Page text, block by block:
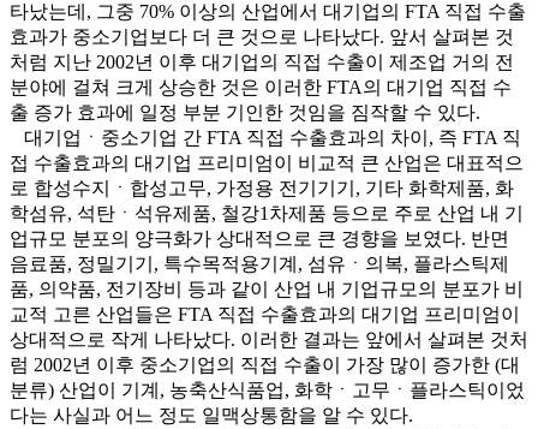
타났는데, 그중 70% 이상의 산업에서 대기업의 FTA 직접 수출
효과가 중소기업보다 더 큰 것으로 나타났다. 앞서 살펴본 것
처럼 지난 2002년 이후 대기업의 직접 수출이 제조업 거의 전
분야에 걸쳐 크게 상승한 것은 이러한 FTA의 대기업 직접 수
출 증가 효과에 일정 부분 기인한 것임을 짐작할 수 있다.
대기업ㆍ중소기업 간 FTA 직접 수출효과의 차이, 즉 FTA 직
접 수출효과의 대기업 프리미엄이 비교적 큰 산업은 대표적으
로 합성수지ㆍ합성고무, 가정용 전기기기, 기타 화학제품, 화
학섬유, 석탄ㆍ석유제품, 철강1차제품 등으로 주로 산업 내 기
업규모 분포의 양극화가 상대적으로 큰 경향을 보였다. 반면
음료품, 정밀기기, 특수목적용기계, 섬유ㆍ의복, 플라스틱제
품, 의약품, 전기장비 등과 같이 산업 내 기업규모의 분포가 비
교적 고른 산업들은 FTA 직접 수출효과의 대기업 프리미엄이
상대적으로 작게 나타났다. 이러한 결과는 앞에서 살펴본 것처
럼 2002년 이후 중소기업의 직접 수출이 가장 많이 증가한 (대
분류) 산업이 기계, 농축산식품업, 화학ㆍ고무ㆍ플라스틱이었
다는 사실과 어느 정도 일맥상통함을 알 수 있다.